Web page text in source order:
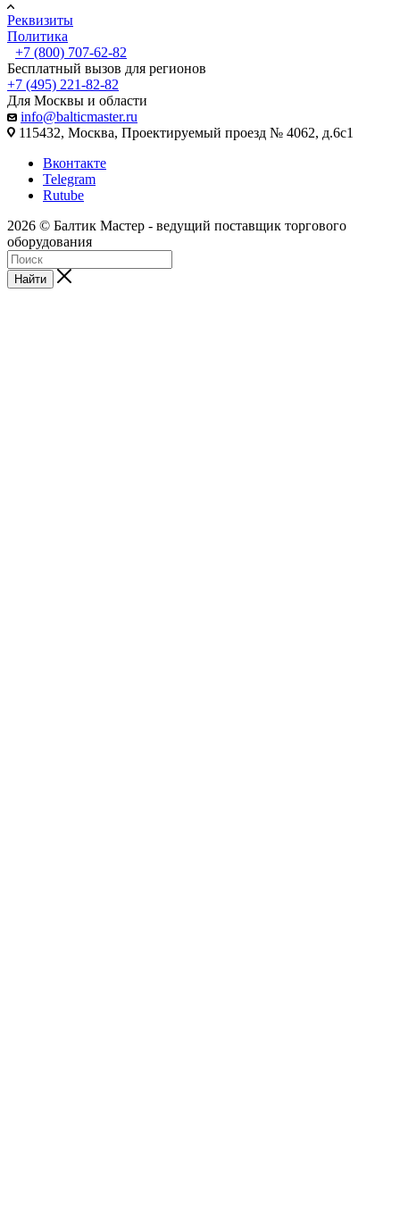
Реквизиты
Политика
+7 (800) 707-62-82
Бесплатный вызов для регионов
+7 (495) 221-82-82
Для Москвы и области
info@balticmaster.ru
115432, Москва, Проектируемый проезд № 4062, д.6с1
Вконтакте
Telegram
Rutube
2026 © Балтик Мастер - ведущий поставщик торгового
оборудования
Найти